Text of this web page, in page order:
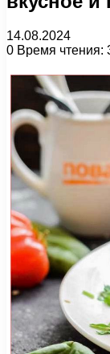
14.08.2024
0 Время чтения: